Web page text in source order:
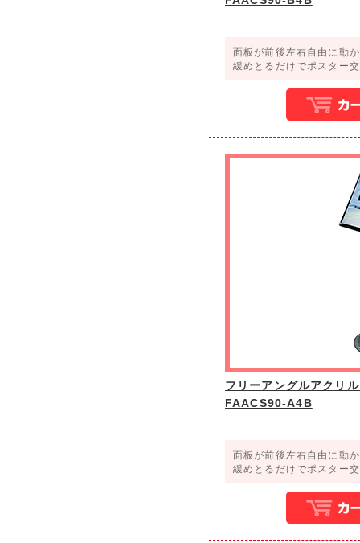
面板が前後左右自由に動
緩めとるだけでポスター
フリーアングルアクリ
FAACS90-A4B
面板が前後左右自由に動
緩めとるだけでポスター